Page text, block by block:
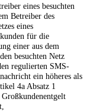
eines besuchten
Betreiber des
eines
für die
einer aus dem
besuchten Netz
regulierten SMS-
ein höheres als
4a Absatz 1
Großkundenentgelt